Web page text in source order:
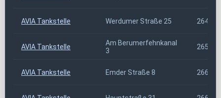
AVIA Tankstelle Werdumer Straße 25 26409
AVIA Tankstelle
Am Berumerfehnkanal
3
26532
AVIA Tankstelle Emder Straße 8 26632